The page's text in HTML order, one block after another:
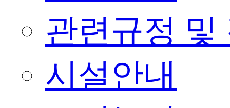
관련규정 및
시설안내